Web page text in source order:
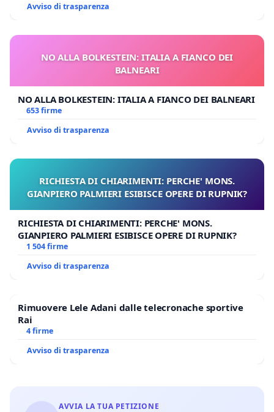
Avviso di trasparenza
NO ALLA BOLKESTEIN: ITALIA A FIANCO DEI
BALNEARI
NO ALLA BOLKESTEIN: ITALIA A FIANCO DEI BALNEARI
653 firme
Avviso di trasparenza
RICHIESTA DI CHIARIMENTI: PERCHE' MONS.
GIANPIERO PALMIERI ESIBISCE OPERE DI RUPNIK?
RICHIESTA DI CHIARIMENTI: PERCHE' MONS.
GIANPIERO PALMIERI ESIBISCE OPERE DI RUPNIK?
1 504 firme
Avviso di trasparenza
Rimuovere Lele Adani dalle telecronache sportive
Rai
4 firme
Avviso di trasparenza
AVVIA LA TUA PETIZIONE